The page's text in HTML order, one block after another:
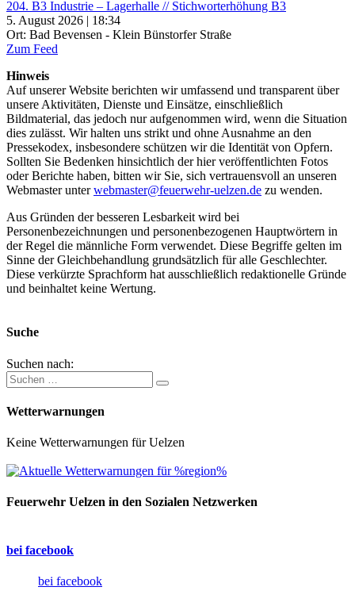
204. B3 Industrie – Lagerhalle // Stichworterhöhung B3
5. August 2026 | 18:34
Ort: Bad Bevensen - Klein Bünstorfer Straße
Zum Feed
Hinweis
Auf unserer Website berichten wir umfassend und transparent über
unsere Aktivitäten, Dienste und Einsätze, einschließlich
Bildmaterial, das jedoch nur aufgenommen wird, wenn die Situation
dies zulässt. Wir halten uns strikt und ohne Ausnahme an den
Pressekodex, insbesondere schützen wir die Identität von Opfern.
Sollten Sie Bedenken hinsichtlich der hier veröffentlichten Fotos
oder Berichte haben, bitten wir Sie, sich vertrauensvoll an unseren
Webmaster unterwebmaster@feuerwehr-uelzen.de zu wenden.
Aus Gründen der besseren Lesbarkeit wird bei
Personenbezeichnungen und personenbezogenen Hauptwörtern in
der Regel die männliche Form verwendet. Diese Begriffe gelten im
Sinne der Gleichbehandlung grundsätzlich für alle Geschlechter.
Diese verkürzte Sprachform hat ausschließlich redaktionelle Gründe
und beinhaltet keine Wertung.
Suche
Suchen nach:
Wetterwarnungen
Keine Wetterwarnungen für Uelzen
Feuerwehr Uelzen in den Sozialen Netzwerken
bei facebook
bei facebook